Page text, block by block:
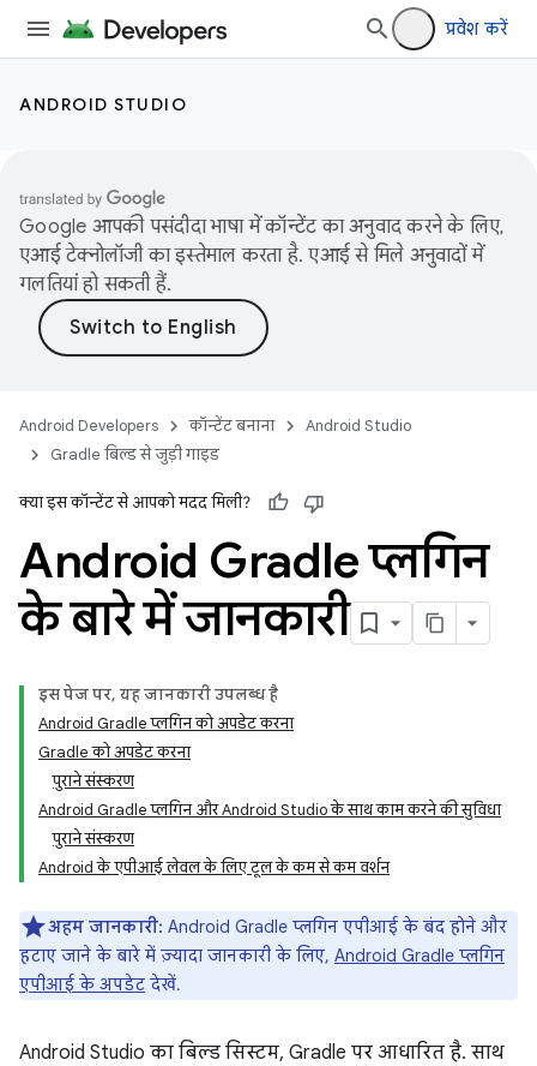
प्रवेश करें
ANDROID STUDIO
Google आपकी पसंदीदा भाषा में कॉन्टेंट का अनुवाद करने के लिए,
एआई टेक्नोलॉजी का इस्तेमाल करता है. एआई से मिले अनुवादों में
गलतियां हो सकती हैं.
Android Developers कॉन्टेंट बनाना
Android Studio
Gradle बिल्ड से जुड़ी गाइड
क्या इस कॉन्टेंट से आपको मदद मिली?
Android Gradle प्लगिन
के बारे में जानकारी
इस पेज पर, यह जानकारी उपलब्ध है
Android Gradle प्लगिन को अपडेट करना
Gradle को अपडेट करना
पुराने संस्करण
Android Gradle प्लगिन और Android Studio के साथ काम करने की सुविधा
पुराने संस्करण
Android के एपीआई लेवल के लिए टूल के कम से कम वर्शन
अहम जानकारी: Android Gradle प्लगिन एपीआई के बंद होने और
हटाए जाने के बारे में ज़्यादा जानकारी के लिए, Android Gradle प्लगिन
एपीआई के अपडेट देखें.
Android Studio का बिल्ड सिस्टम, Gradle पर आधारित है. साथ